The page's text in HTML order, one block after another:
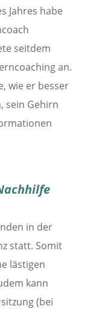
Jahres habe
seitdem
an.
wie er besser
sein Gehirn
in der
statt. Somit
lästigen
kann
(bei